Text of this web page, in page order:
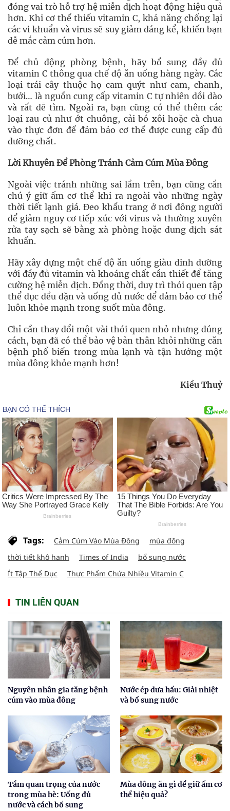
đóng vai trò hỗ trợ hệ miễn dịch hoạt động hiệu quả
hơn. Khi cơ thể thiếu vitamin C, khả năng chống lại
các vi khuẩn và virus sẽ suy giảm đáng kể, khiến bạn
dễ mắc cảm cúm hơn.
Để chủ động phòng bệnh, hãy bổ sung đầy đủ
vitamin C thông qua chế độ ăn uống hàng ngày. Các
loại trái cây thuộc họ cam quýt như cam, chanh,
bưởi… là nguồn cung cấp vitamin C tự nhiên dồi dào
và rất dễ tìm. Ngoài ra, bạn cũng có thể thêm các
loại rau củ như ớt chuông, cải bó xôi hoặc cà chua
vào thực đơn để đảm bảo cơ thể được cung cấp đủ
dưỡng chất.
Lời Khuyên Để Phòng Tránh Cảm Cúm Mùa Đông
Ngoài việc tránh những sai lầm trên, bạn cũng cần
chú ý giữ ấm cơ thể khi ra ngoài vào những ngày
thời tiết lạnh giá. Đeo khẩu trang ở nơi đông người
để giảm nguy cơ tiếp xúc với virus và thường xuyên
rửa tay sạch sẽ bằng xà phòng hoặc dung dịch sát
khuẩn.
Hãy xây dựng một chế độ ăn uống giàu dinh dưỡng
với đầy đủ vitamin và khoáng chất cần thiết để tăng
cường hệ miễn dịch. Đồng thời, duy trì thói quen tập
thể dục đều đặn và uống đủ nước để đảm bảo cơ thể
luôn khỏe mạnh trong suốt mùa đông.
Chỉ cần thay đổi một vài thói quen nhỏ nhưng đúng
cách, bạn đã có thể bảo vệ bản thân khỏi những căn
bệnh phổ biến trong mùa lạnh và tận hưởng một
mùa đông khỏe mạnh hơn!
Kiều Thuỷ
Tags: Cảm Cúm Vào Mùa Đông
mùa đông
thời tiết khô hanh
Times of India
bổ sung nước
Ít Tập Thể Dục
Thực Phẩm Chứa Nhiều Vitamin C
TIN LIÊN QUAN
Nguyên nhân gia tăng bệnh
cúm vào mùa đông
Nước ép dưa hấu: Giải nhiệt
và bổ sung nước
Tầm quan trọng của nước
trong mùa hè: Uống đủ
nước và cách bổ sung
Mùa đông ăn gì để giữ ấm cơ
thể hiệu quả?